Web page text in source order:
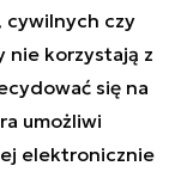
cywilnych czy
korzystają z
się na
umożliwi
elektronicznie